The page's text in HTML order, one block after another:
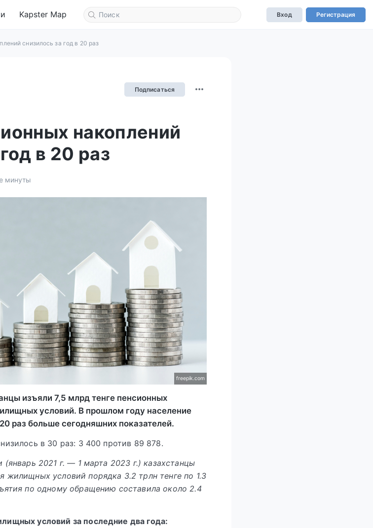
Kapster Map Вход Регистрация
снизилось за год в 20 раз
Подписаться
накоплений
в 20 раз
минуты
freepik.com
изъяли 7,5 млрд тенге пенсионных
условий. В прошлом году население
раз больше сегодняшних показателей.
в 30 раз: 3 400 против 89 878.
2021 г. — 1 марта 2023 г.) казахстанцы
жилищных условий порядка 3.2 трлн тенге по 1.3
по одному обращению составила около 2.4
условий за последние два года: